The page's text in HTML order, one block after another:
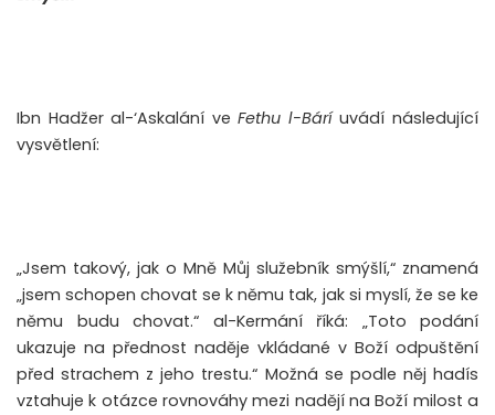
Ibn Hadžer al-‘Askalání veFethu l-Báríuvádí následující
vysvětlení:
„Jsem takový, jak o Mně Můj služebník smýšlí,“ znamená
„jsem schopen chovat se k němu tak, jak si myslí, že se ke
němu budu chovat.“ al-Kermání říká: „Toto podání
ukazuje na přednost naděje vkládané v Boží odpuštění
před strachem z jeho trestu.“ Možná se podle něj hadís
vztahuje k otázce rovnováhy mezi nadějí na Boží milost a